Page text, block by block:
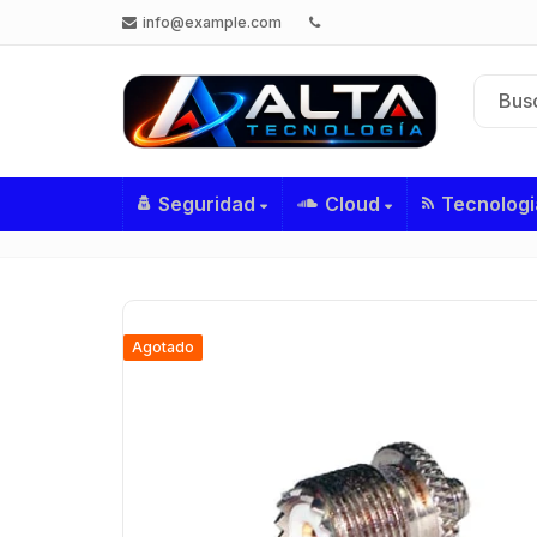
info@example.com
Seguridad Cloud
Agotado